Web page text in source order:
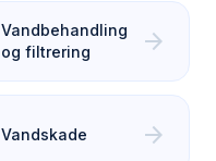
Vandbehandling
og filtrering
arrow_forward
Vandskade arrow_forward